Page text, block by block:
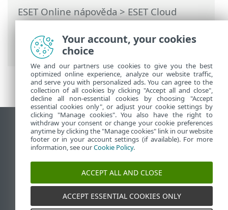
ESET Online nápověda>ESET Cloud
Office Security>Předplatné pro ESET
Cloud Office Security> ESET Business
Account
Zobrazit verzi pro počítač
End of Life
ESET Databáze znalostí
ESET Forum
ESET Status Portal
Regionální podpora
Your account, your cookies
choice
We and our partners use cookies to give you the best
optimized online experience, analyze our website traffic,
and serve you with personalized ads. You can agree to the
collection of all cookies by clicking "Accept all and close",
decline all non-essential cookies by choosing "Accept
essential cookies only", or adjust your cookie settings by
clicking "Manage cookies". You also have the right to
withdraw your consent or change your cookie preferences
anytime by clicking the "Manage cookies" link in our website
footer or in your account settings (if available). For more
information, see ourCookie Policy.
ACCEPT ALL AND CLOSE
ACCEPT ESSENTIAL COOKIES ONLY